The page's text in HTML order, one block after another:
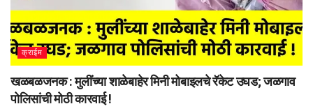
क्राईम
खळबळजनक : मुलींच्या शाळेबाहेर मिनी मोबाइलचे रॅकेट उघड; जळगाव
पोलिसांची मोठी कारवाई !